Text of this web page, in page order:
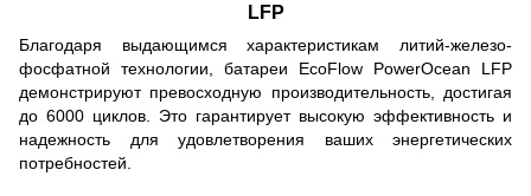
LFP
Благодаря выдающимся характеристикам литий-железо-
фосфатной технологии, батареи EcoFlow PowerOcean LFP
демонстрируют превосходную производительность, достигая
до 6000 циклов. Это гарантирует высокую эффективность и
надежность для удовлетворения ваших энергетических
потребностей.